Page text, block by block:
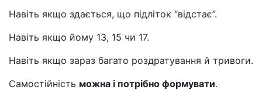
Навіть якщо здається, що підліток “відстає”.
Навіть якщо йому 13, 15 чи 17.
Навіть якщо зараз багато роздратування й тривоги.
Самостійність можна і потрібно формувати.